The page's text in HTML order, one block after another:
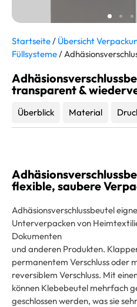
Startseite/ Übersicht
Füllsysteme/
transparent &
Überblick Material
flexible, saubere
Adhäsionsverschlussbeutel
Unterverpacken von
Dokumenten
und anderen Produkten.
permanentem Verschluss oder
reversiblem Verschluss. Mit
können Klebebeutel mehrfach
geschlossen werden, was sie